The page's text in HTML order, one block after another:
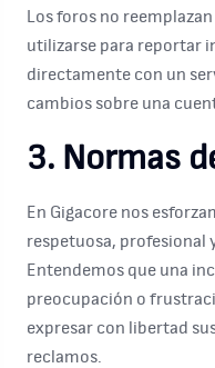
Los foros no
utilizarse para reportar
directamente con un
cambios sobre una
3. Normas
En Gigacore nos
respetuosa, profesional
Entendemos que una
preocupación o
expresar con libertad
reclamos.